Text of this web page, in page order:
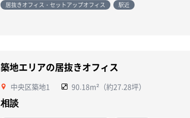
居抜きオフィス・セットアップオフィス 駅近
築地エリアの居抜きオフィス
中央区築地1 90.18m²（約27.28坪）
相談